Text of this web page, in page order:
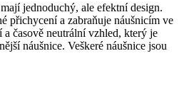
jednoduchý, ale efektní design.
přichycení a zabraňuje náušnicím ve
časově neutrální vzhled, který je
náušnice. Veškeré náušnice jsou